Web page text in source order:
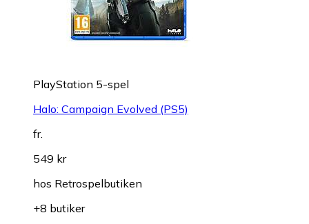
PlayStation 5-spel
Halo: Campaign Evolved (PS5)
fr.
549 kr
hos Retrospelbutiken
+8 butiker